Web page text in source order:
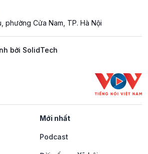
phường Cửa Nam, TP. Hà Nội
bởi SolidTech
Mới nhất
Podcast